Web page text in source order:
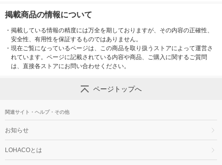
掲載商品の情報について
・ 掲載している情報の精度には万全を期しておりますが、その内容の正確性、
安全性、有用性を保証するものではありません。
・ 現在ご覧になっているページは、この商品を取り扱うストアによって運営さ
れています。ページに記載されている内容や商品、ご購入に関するご質問
は、直接各ストアにお問い合わせください。
ページトップへ
関連サイト・ヘルプ・その他
お知らせ
LOHACOとは